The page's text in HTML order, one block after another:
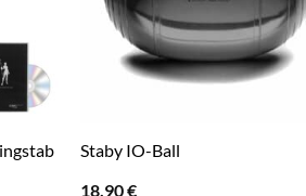
Staby IO-Ball
18,90€